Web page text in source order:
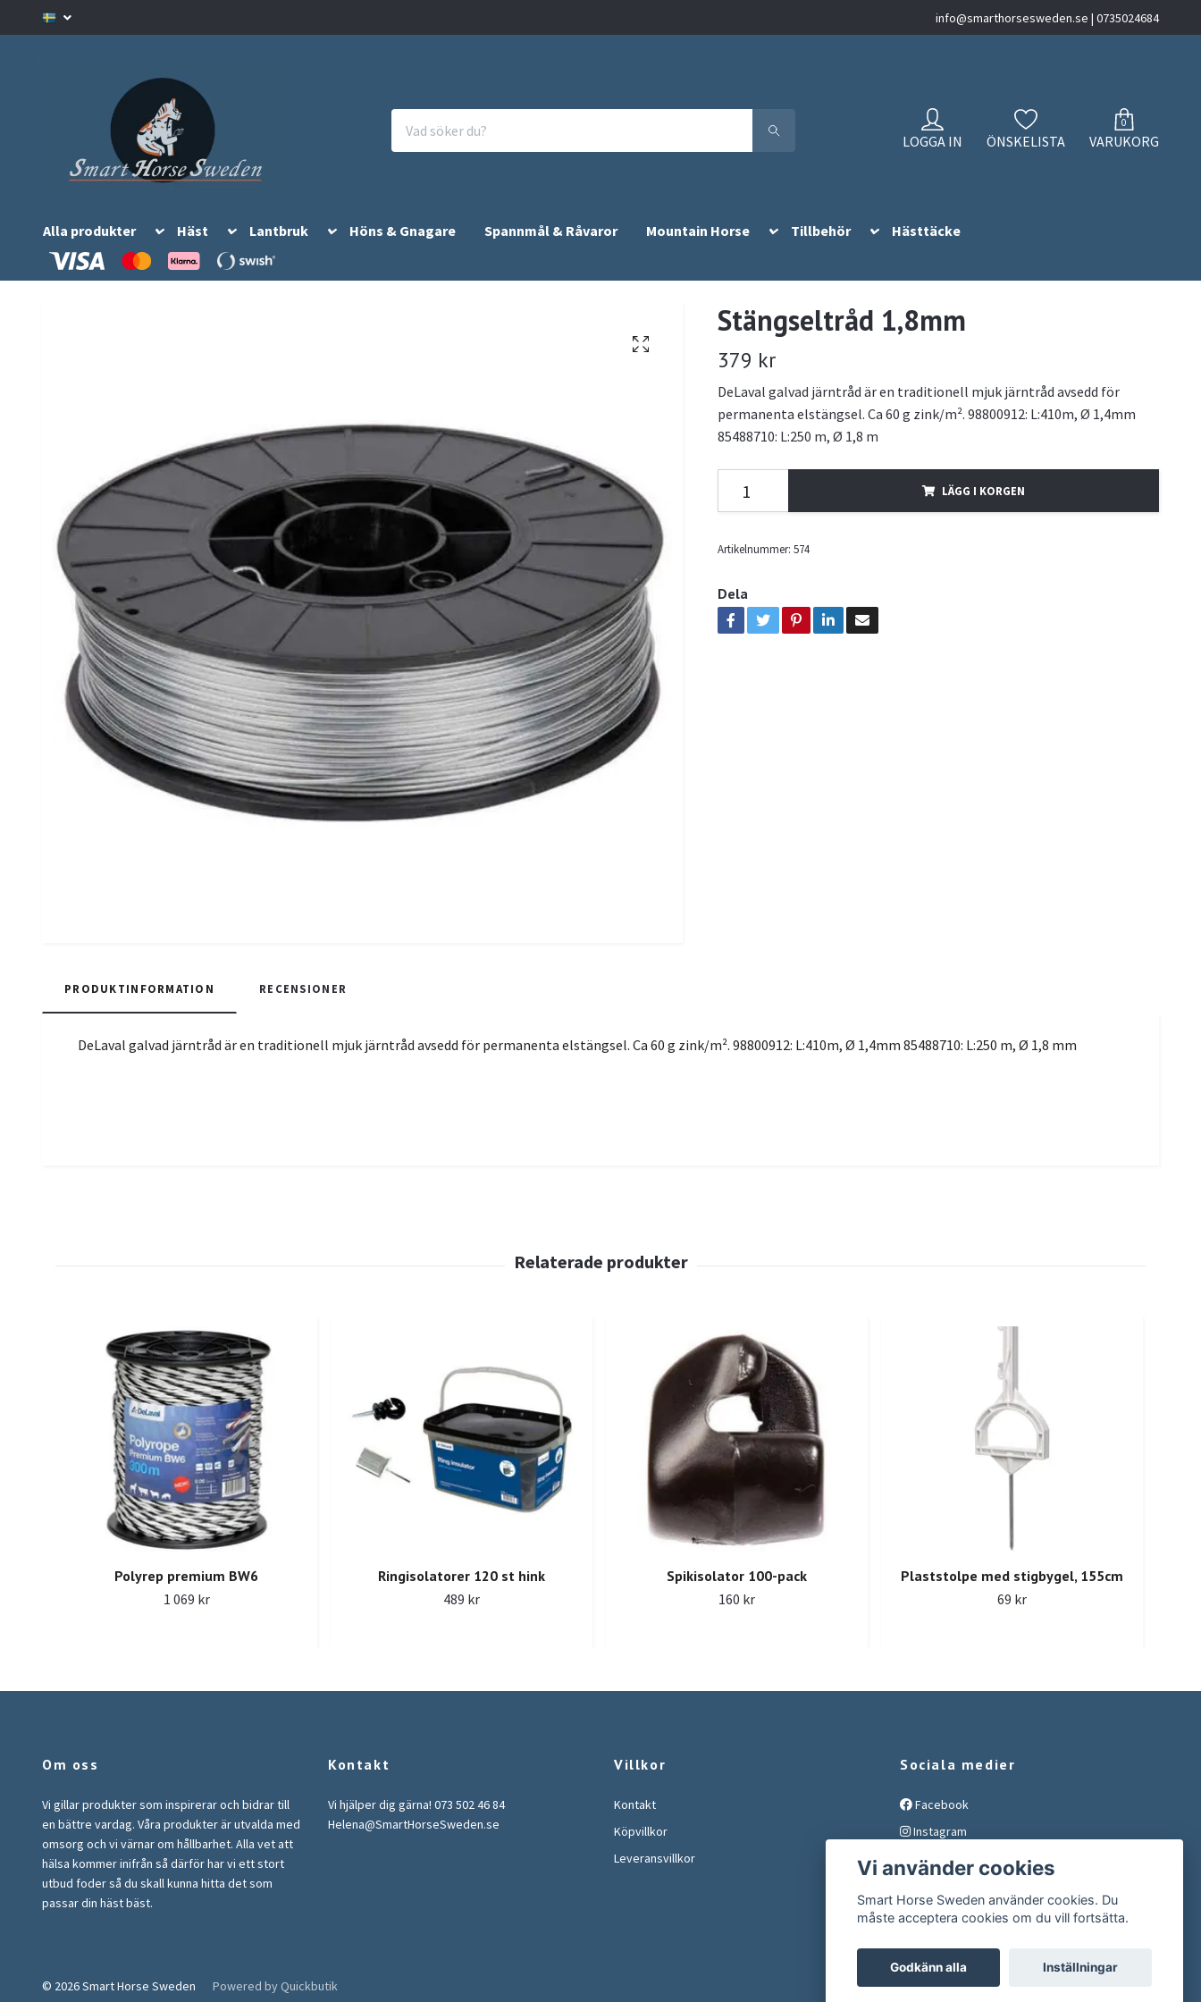
info@smarthorsesweden.se | 0735024684
LOGGA IN ÖNSKELISTA
0
VARUKORG
Alla produkter Häst Lantbruk Höns & Gnagare Spannmål & Råvaror Mountain Horse Tillbehör Hästtäcke
Stängseltråd 1,8mm
379 kr
DeLaval galvad järntråd är en traditionell mjuk järntråd avsedd för
permanenta elstängsel. Ca 60 g zink/m². 98800912: L:410m, Ø 1,4mm
85488710: L:250 m, Ø 1,8 m
LÄGG I KORGEN
Artikelnummer: 574
Dela
PRODUKTINFORMATION RECENSIONER
DeLaval galvad järntråd är en traditionell mjuk järntråd avsedd för permanenta elstängsel. Ca 60 g zink/m². 98800912: L:410m, Ø 1,4mm 85488710: L:250 m, Ø 1,8 mm
Polyrep premium BW6
1 069 kr
Ringisolatorer 120 st hink
489 kr
Spikisolator 100-pack
160 kr
Plaststolpe med stigbygel, 155cm
69 kr
Om oss
Vi gillar produkter som inspirerar och bidrar till
en bättre vardag. Våra produkter är utvalda med
omsorg och vi värnar om hållbarhet. Alla vet att
hälsa kommer inifrån så därför har vi ett stort
utbud foder så du skall kunna hitta det som
passar din häst bäst.
Kontakt
Vi hjälper dig gärna! 073 502 46 84
Helena@SmartHorseSweden.se
Villkor
Kontakt
Köpvillkor
Leveransvillkor
Sociala medier
Facebook
Instagram
YouTube
© 2026 Smart Horse Sweden Powered by Quickbutik
Vi använder cookies
Smart Horse Sweden använder cookies. Du
måste acceptera cookies om du vill fortsätta.
Godkänn alla Inställningar